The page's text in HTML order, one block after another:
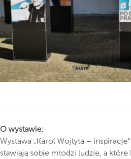
O wystawie:
Wystawa „Karol Wojtyła –
stawiają sobie młodzi ludzie, a